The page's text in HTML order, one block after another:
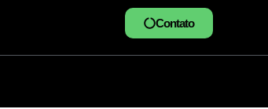
Contato